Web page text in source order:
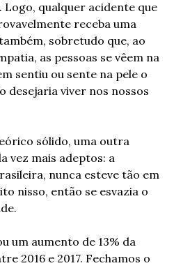
qualquer acidente que
receba uma
sobretudo que, ao
as pessoas se vêem na
sentiu ou sente na pele o
desejaria viver nos nossos
sólido, uma outra
vez mais adeptos: a
nunca esteve tão em
nisso, então se esvazia o
um aumento de 13% da
2016 e 2017. Fechamos o